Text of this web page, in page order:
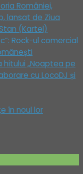
României,
lansat de Ziua
(Kartel)
Rock-ul comercial
„Noaptea pe
cu LocoDJ și
în noul lor